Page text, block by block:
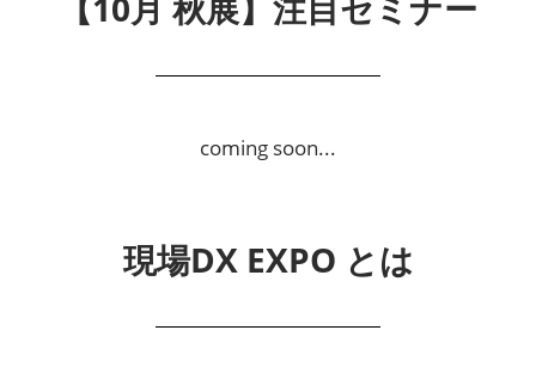
coming soon...
現場DX EXPO とは